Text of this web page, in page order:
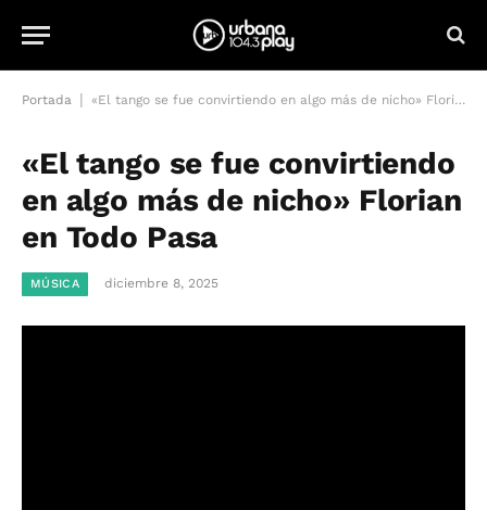
Portada «El tango se fue convirtiendo en algo más de nicho» Florian en Todo Pasa
«El tango se fue convirtiendo
en algo más de nicho» Florian
en Todo Pasa
MÚSICA diciembre 8, 2025